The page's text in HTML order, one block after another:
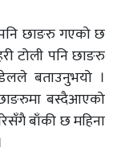
पनि छाङरु गएको छ
टोली पनि छाङरु
बताउनुभयो ।
छाङरुमा बस्दैआएको
बाँकी छ महिना